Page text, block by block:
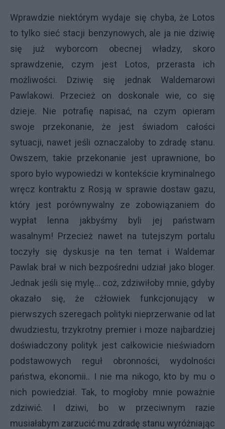
Wprawdzie niektórym wydaje się chyba, że Lotos
to tylko sieć stacji benzynowych, ale ja nie dziwię
się już wyborcom obecnej władzy, skoro
sprawdzenie, czym jest Lotos, przerasta ich
możliwości. Dziwię się jednak Waldemarowi
Pawlakowi. Przecież on doskonale wie, co się
dzieje. Nie potrafię napisać, na czym opieram
swoje przekonanie, że jest świadom całości
sytuacji, nawet jeśli oznaczaloby to zdradę stanu.
Owszem, takie przekonanie jest uprawnione, bo
sporo było wypowiedzi w kontekście kryminalnego
wręcz kontraktu z Rosją w sprawie dostaw gazu,
który jest porównywalny ze zobowiązaniem do
wypłat lenna jakbyśmy byli jej państwam
wasalnym! Przecież nawet na tutejszym portalu
toczyły się dyskusje na ten temat i Waldemar
Pawlak brał w nich bezpośredni udział jako bloger.
Jednak jeśli się mylę... coż, zdziwiłoby mnie, gdyby
okazało się, że cżłowiek funkcjonujący w
pierwszych szeregach polityki nieprzerwanie od lat
dwudziestu, trzykrotny premier i moze najbardziej
doświadczony polityk jest całkowicie nieświadom
podstawowych reguł obronności, wydolności
państwa, ekonomii.. I nie ma nikogo, kto by mu o
nich powiedział. Tak, to mogłoby mnie poważnie
zdziwić. I dziwi, bo w przeciwnym razie
musiałabym zarzucić mu zdradę stanu wyróżniając